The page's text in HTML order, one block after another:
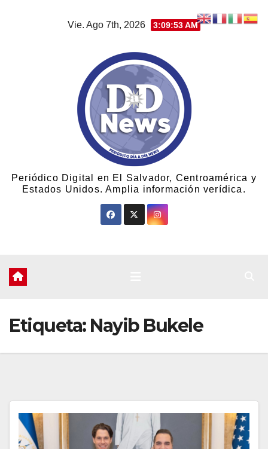
Vie. Ago 7th, 2026 3:09:55 AM
Periódico Digital en El Salvador, Centroamérica y
Estados Unidos. Amplia información verídica.
Etiqueta: Nayib Bukele